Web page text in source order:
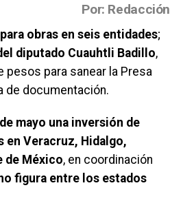
Por: Redacción
obras en seis entidades;
diputado Cuauhtli Badillo,
pesos para sanear la Presa
de documentación.
mayo una inversión de
en Veracruz, Hidalgo,
de México, en coordinación
figura entre los estados